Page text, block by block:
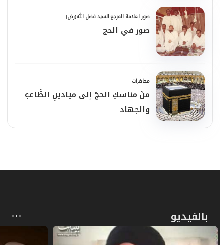
صور العلامة المرجع السيد فضل الله(رض)
صور في الحج
محاضرات
منْ مناسكِ الحجّ إلى ميادينِ الطَّاعةِ
والجهاد
بالفيديو